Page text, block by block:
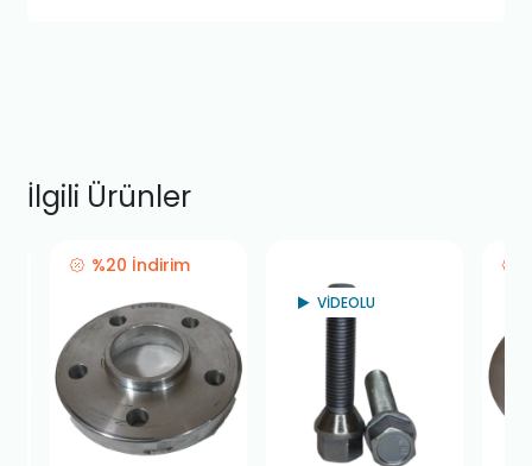
İlgili Ürünler
%20 İndirim
VİDEOLU